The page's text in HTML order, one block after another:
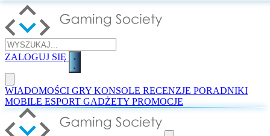
ZALOGUJ SIĘ
WIADOMOŚCI GRY KONSOLE RECENZJE PORADNIKI
MOBILE ESPORT GADŻETY PROMOCJE